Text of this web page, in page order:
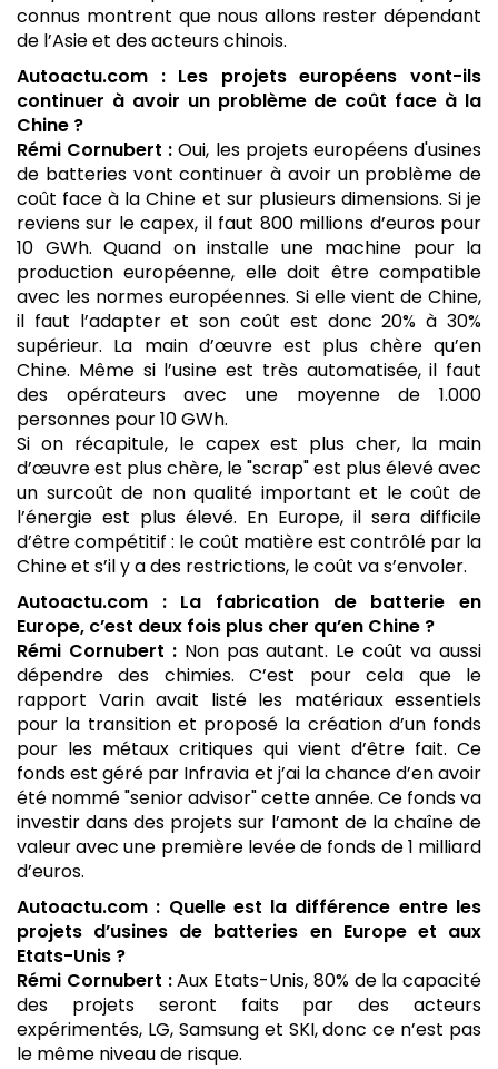
connus montrent que nous allons rester dépendant
de l’Asie et des acteurs chinois.
Autoactu.com : Les projets européens vont-ils
continuer à avoir un problème de coût face à la
Chine ?
Rémi Cornubert :Oui, les projets européens d'usines
de batteries vont continuer à avoir un problème de
coût face à la Chine et sur plusieurs dimensions. Si je
reviens sur le capex, il faut 800 millions d’euros pour
10 GWh. Quand on installe une machine pour la
production européenne, elle doit être compatible
avec les normes européennes. Si elle vient de Chine,
il faut l’adapter et son coût est donc 20% à 30%
supérieur. La main d’œuvre est plus chère qu’en
Chine. Même si l’usine est très automatisée, il faut
des opérateurs avec une moyenne de 1.000
personnes pour 10 GWh.
Si on récapitule, le capex est plus cher, la main
d’œuvre est plus chère, le "scrap" est plus élevé avec
un surcoût de non qualité important et le coût de
l’énergie est plus élevé. En Europe, il sera difficile
d’être compétitif : le coût matière est contrôlé par la
Chine et s’il y a des restrictions, le coût va s’envoler.
Autoactu.com : La fabrication de batterie en
Europe, c’est deux fois plus cher qu’en Chine ?
Rémi Cornubert : Non pas autant. Le coût va aussi
dépendre des chimies. C’est pour cela que le
rapport Varin avait listé les matériaux essentiels
pour la transition et proposé la création d’un fonds
pour les métaux critiques qui vient d’être fait. Ce
fonds est géré par Infravia et j’ai la chance d’en avoir
été nommé "senior advisor" cette année. Ce fonds va
investir dans des projets sur l’amont de la chaîne de
valeur avec une première levée de fonds de 1 milliard
d’euros.
Autoactu.com : Quelle est la différence entre les
projets d’usines de batteries en Europe et aux
Etats-Unis ?
Rémi Cornubert :Aux Etats-Unis, 80% de la capacité
des projets seront faits par des acteurs
expérimentés, LG, Samsung et SKI, donc ce n’est pas
le même niveau de risque.